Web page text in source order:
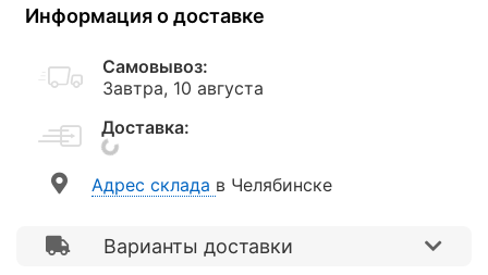
Информация о доставке
Самовывоз:
Завтра, 10 августа
Доставка:
Aдрес склада в Челябинске
Варианты доставки